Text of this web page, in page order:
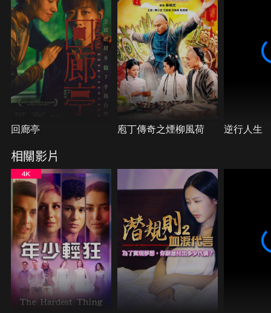
回廊亭 庖丁傳奇之煙柳風荷 逆行人生
相關影片